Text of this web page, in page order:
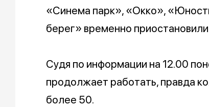
«Синема парк», «Окко»,
берег» временно
Судя по информации на 12.00
продолжает работать, правда
более 50.